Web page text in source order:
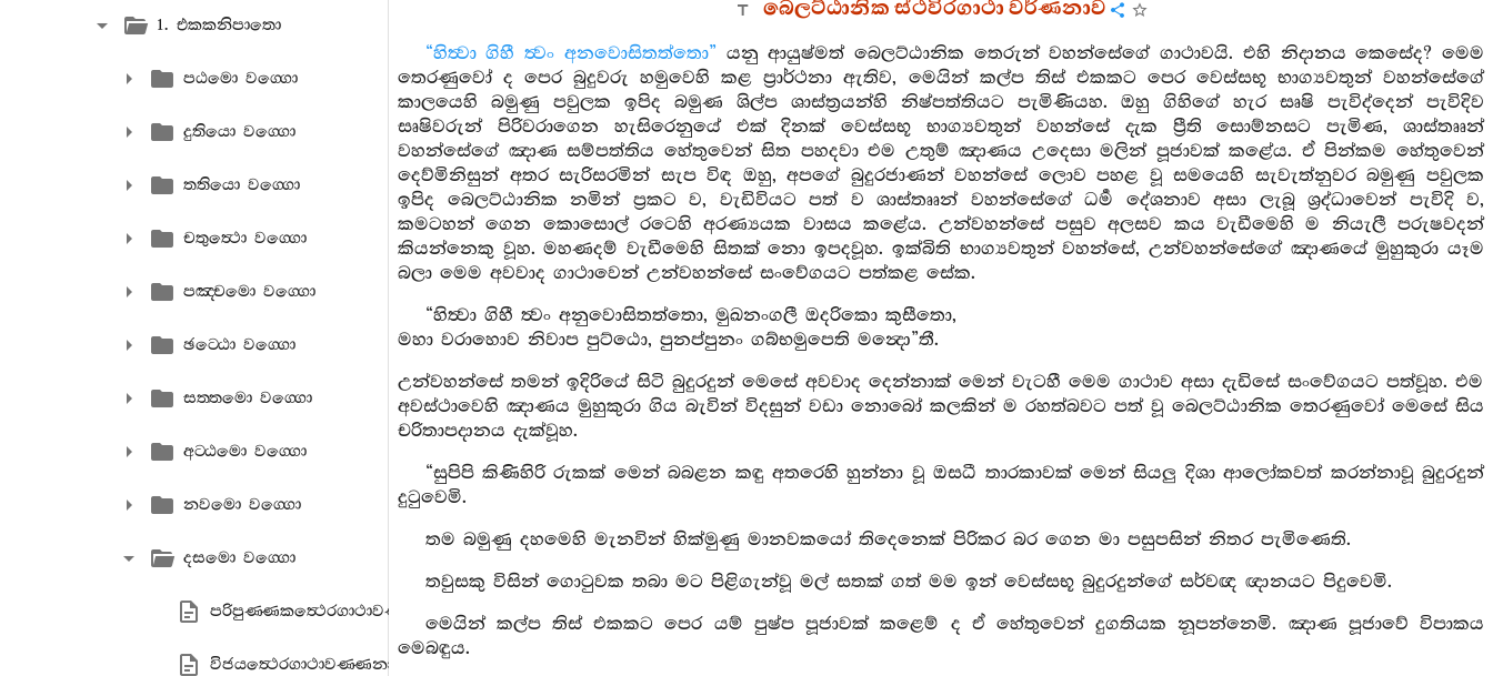
1. එකකනිපාතො
පඨමො වග‍්ගො
දුතියො වග‍්ගො
තතියො වග‍්ගො
චතුත්‍ථො වග‍්ගො
පඤ‍්චමො වග‍්ගො
ඡට‍්ඨො වග‍්ගො
සත‍්තමො වග‍්ගො
අට‍්ඨමො වග‍්ගො
නවමො වග‍්ගො
දසමො වග‍්ගො
පරිපුණ‍්ණකත්‍ථෙරගාථාවණ‍්ණනා
විජයත්‍ථෙරගාථාවණ‍්ණනා
බෙලට්ඨානික ස්ථවිරගාථා වර්ණනාව
“හිත්‍වා ගිහී ත්‍වං අනවොසිතත්තො” යනු ආයුෂ්මත් බෙලට්ඨානික තෙරුන් වහන්සේගේ ගාථාවයි. එහි නිදානය කෙසේද? මෙම
තෙරණුවෝ ද පෙර බුදුවරු හමුවෙහි කළ ප්‍රාර්ථනා ඇතිව, මෙයින් කල්ප තිස් එකකට පෙර වෙස්සභූ භාග්‍යවතුන් වහන්සේගේ
කාලයෙහි බමුණු පවුලක ඉපිද බමුණ ශිල්ප ශාස්ත්‍රයන්හි නිෂ්පත්තියට පැමිණියහ. ඔහු ගිහිගේ හැර සෘෂි පැවිද්දෙන් පැවිදිව
සෘෂිවරුන් පිරිවරාගෙන හැසිරෙනුයේ එක් දිනක් වෙස්සභූ භාග්‍යවතුන් වහන්සේ දැක ප්‍රීති සොම්නසට පැමිණ, ශාස්තෲන්
වහන්සේගේ ඤාණ සම්පත්තිය හේතුවෙන් සිත පහදවා එම උතුම් ඤාණය උදෙසා මලින් පූජාවක් කළේය. ඒ පින්කම හේතුවෙන්
දෙව්මිනිසුන් අතර සැරිසරමින් සැප විඳ ඔහු, අපගේ බුදුරජාණන් වහන්සේ ලොව පහළ වූ සමයෙහි සැවැත්නුවර බමුණු පවුලක
ඉපිද බෙලට්ඨානික නමින් ප්‍රකට ව, වැඩිවියට පත් ව ශාස්තෲන් වහන්සේගේ ධර්‍ම දේශනාව අසා ලැබූ ශ්‍රද්ධාවෙන් පැවිදි ව,
කමටහන් ගෙන කොසොල් රටෙහි අරණ්‍යයක වාසය කළේය. උන්වහන්සේ පසුව අලසව කය වැඩීමෙහි ම නියැලී පරුෂවදන්
කියන්නෙකු වූහ. මහණදම් වැඩීමෙහි සිතක් නො ඉපදවූහ. ඉක්බිති භාග්‍යවතුන් වහන්සේ, උන්වහන්සේගේ ඤාණයේ මුහුකුරා යෑම
බලා මෙම අවවාද ගාථාවෙන් උන්වහන්සේ සංවේගයට පත්කළ සේක.
“හිත්‍වා ගිහී ත්‍වං අනුවොසිතත්තො, මුඛනංගලී ඔදරිකො කුසීතො,
මහා වරාහොව නිවාප පුට්ඨො, පුනප්පුනං ගබ්භමුපෙති මන්‍දො”තී.
උන්වහන්සේ තමන් ඉදිරියේ සිටි බුදුරදුන් මෙසේ අවවාද දෙන්නාක් මෙන් වැටහී මෙම ගාථාව අසා දැඩිසේ සංවේගයට පත්වූහ. එම
අවස්ථාවෙහි ඤාණය මුහුකුරා ගිය බැවින් විදසුන් වඩා නොබෝ කලකින් ම රහත්බවට පත් වූ බෙලට්ඨානික තෙරණුවෝ මෙසේ සිය
චරිතාපදානය දැක්වූහ.
“සුපිපි කිණිහිරි රුකක් මෙන් බබළන කඳු අතරෙහි හුන්නා වූ ඔසධී තාරකාවක් මෙන් සියලු දිශා ආලෝකවත් කරන්නාවූ බුදුරදුන්
දුටුවෙමි.
තම බමුණු දහමෙහි මැනවින් හික්මුණු මානවකයෝ තිදෙනෙක් පිරිකර බර ගෙන මා පසුපසින් නිතර පැමිණෙති.
තවුසකු විසින් ගොටුවක තබා මට පිළිගැන්වූ මල් සතක් ගත් මම ඉන් වෙස්සභූ බුදුරදුන්ගේ සර්වඥ ඥානයට පිදුවෙමි.
මෙයින් කල්ප තිස් එකකට පෙර යම් පුෂ්ප පූජාවක් කළෙම් ද ඒ හේතුවෙන් දුගතියක නූපන්නෙමි. ඤාණ පූජාවේ විපාකය
මෙබඳුය.